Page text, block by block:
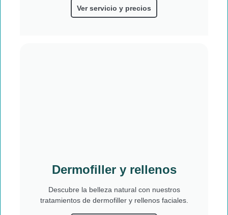
Ver servicio y precios
Dermofiller y rellenos
Descubre la belleza natural con nuestros
tratamientos de dermofiller y rellenos faciales.